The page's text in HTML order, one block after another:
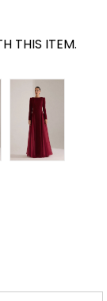
THIS ITEM.